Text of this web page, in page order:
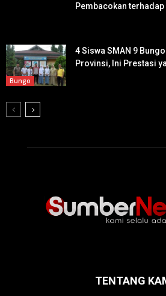
Pembacokan terhadap
Bungo
4 Siswa SMAN 9
Provinsi, Ini Prestasi
TENTANG